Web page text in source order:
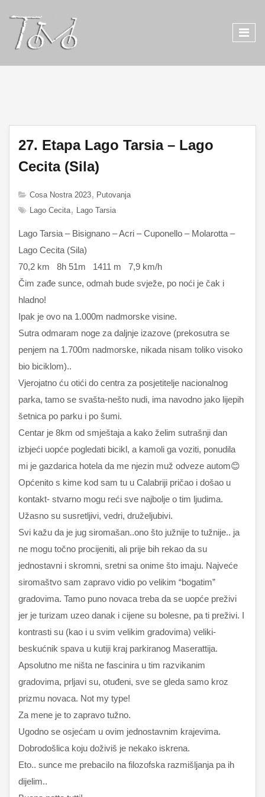
27. Etapa Lago Tarsia – Lago
Cecita (Sila)
Cosa Nostra 2023
Putovanja
Lago Cecita
Lago Tarsia
Lago Tarsia – Bisignano – Acri – Cuponello – Molarotta –
Lago Cecita (Sila)
70,2 km 8h 51m 1411 m 7,9 km/h
Čim zađe sunce, odmah bude svježe, po noći je čak i
hladno!
Ipak je ovo na 1.000m nadmorske visine.
Sutra odmaram noge za daljnje izazove (prekosutra se
penjem na 1.700m nadmorske, nikada nisam toliko visoko
bio biciklom)..
Vjerojatno ću otići do centra za posjetitelje nacionalnog
parka, tamo se svašta-nešto nudi, ima navodno jako lijepih
šetnica po parku i po šumi.
Centar je 8km od smještaja a kako želim sutrašnji dan
izbjeći uopće pogledati bicikl, a kamoli ga voziti, ponudila
mi je gazdarica hotela da me njezin muž odveze autom😊
Općenito s kime kod sam tu u Calabriji pričao i došao u
kontakt- stvarno mogu reći sve najbolje o tim ljudima.
Užasno su susretljivi, vedri, druželjubivi.
Svi kažu da je jug siromašan..ono što južnije to tužnije.. ja
ne mogu točno procijeniti, ali prije bih rekao da su
jednostavni i skromni, sretni sa onime što imaju. Najveće
siromaštvo sam zapravo vidio po velikim “bogatim”
gradovima. Tamo puno novaca treba da se uopće preživi
jer je turizam uzeo danak i cijene su bolesne, pa ti preživi. I
kontrasti su (kao i u svim velikim gradovima) veliki-
beskućnik spava u kutiji kraj parkiranog Maserattija.
Apsolutno me ništa ne fascinira u tim razvikanim
gradovima, prljavi su, otuđeni, sve se gleda samo kroz
prizmu novaca. Not my type!
Za mene je to zapravo tužno.
Ugodno se osjećam u ovim jednostavnim krajevima.
Dobrodošlica koju doživiš je nekako iskrena.
Eto.. sunce me prebacilo na filozofska razmišljanja pa ih
dijelim..